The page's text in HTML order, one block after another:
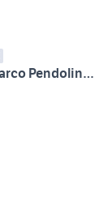
AutoAffari Marco Pendolino SS115 km233 Licata (AG)